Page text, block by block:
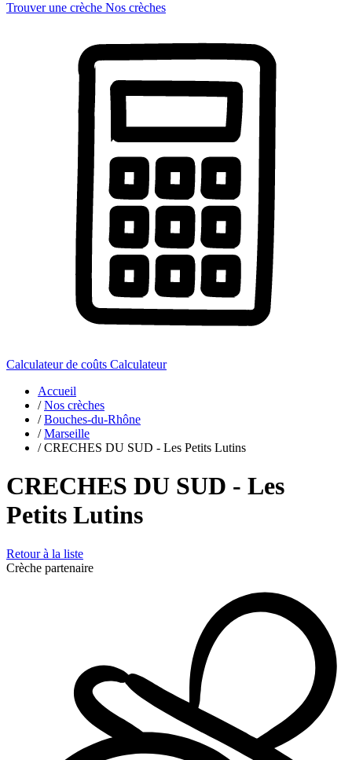
Trouver une crèche Nos crèches
Calculateur de coûts Calculateur
Accueil
/ Nos crèches
/ Bouches-du-Rhône
/ Marseille
/ CRECHES DU SUD - Les Petits Lutins
CRECHES DU SUD - Les
Petits Lutins
Retour à la liste
Crèche partenaire